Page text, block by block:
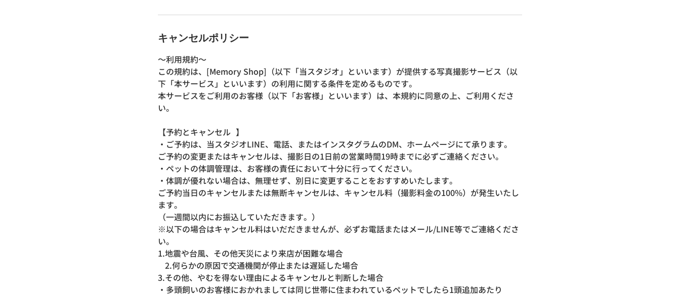
キャンセルポリシー
〜利用規約〜
この規約は、[Memory Shop]（以下「当スタジオ」といいます）が提供する写真撮影サービス（以
下「本サービス」といいます）の利用に関する条件を定めるものです。
本サービスをご利用のお客様（以下「お客様」といいます）は、本規約に同意の上、ご利用くださ
い。
【予約とキャンセル 】
・ご予約は、当スタジオLINE、電話、またはインスタグラムのDM、ホームページにて承ります。
ご予約の変更またはキャンセルは、撮影日の1日前の営業時間19時までに必ずご連絡ください。
・ペットの体調管理は、お客様の責任において十分に行ってください。
・体調が優れない場合は、無理せず、別日に変更することをおすすめいたします。
ご予約当日のキャンセルまたは無断キャンセルは、キャンセル料（撮影料金の100%）が発生いたし
ます。
（一週間以内にお振込していただきます。）
※以下の場合はキャンセル料はいだだきませんが、必ずお電話またはメール/LINE等でご連絡くださ
い。
1.地震や台風、その他天災により来店が困難な場合
2.何らかの原因で交通機関が停止または遅延した場合
3.その他、やむを得ない理由によるキャンセルと判断した場合
・多頭飼いのお客様におかれましては同じ世帯に住まわれているペットでしたら1頭追加あたり